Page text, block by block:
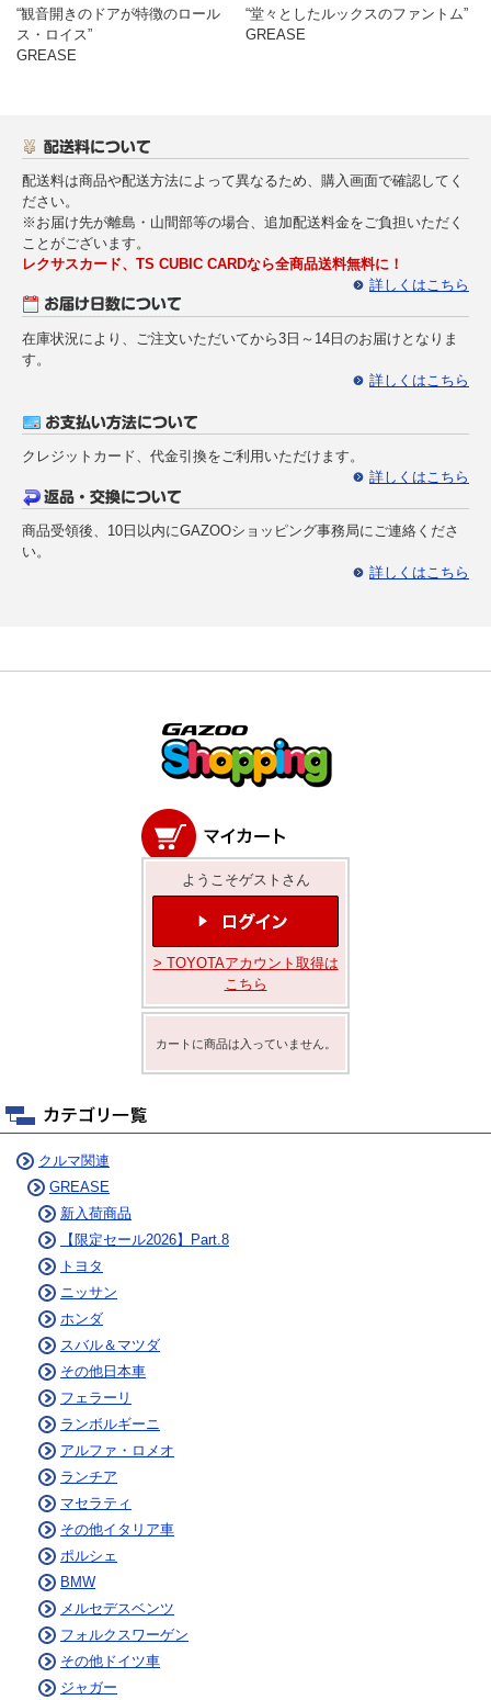
“観音開きのドアが特徴のロール
ス・ロイス”
GREASE
“堂々としたルックスのファントム”
GREASE
配送料は商品や配送方法によって異なるため、購入画面で確認してく
ださい。
※お届け先が離島・山間部等の場合、追加配送料金をご負担いただく
ことがございます。
レクサスカード、TS CUBIC CARDなら全商品送料無料に！
詳しくはこちら
在庫状況により、ご注文いただいてから3日～14日のお届けとなりま
す。
詳しくはこちら
クレジットカード、代金引換をご利用いただけます。
詳しくはこちら
商品受領後、10日以内にGAZOOショッピング事務局にご連絡くださ
い。
詳しくはこちら
ようこそゲストさん
> TOYOTAアカウント取得は
こちら
カートに商品は入っていません。
クルマ関連
GREASE
新入荷商品
【限定セール2026】Part.8
トヨタ
ニッサン
ホンダ
スバル＆マツダ
その他日本車
フェラーリ
ランボルギーニ
アルファ・ロメオ
ランチア
マセラティ
その他イタリア車
ポルシェ
BMW
メルセデスベンツ
フォルクスワーゲン
その他ドイツ車
ジャガー